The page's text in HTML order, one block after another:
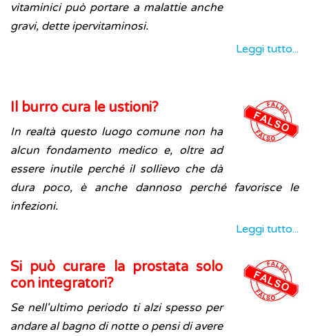
vitaminici può portare a malattie anche
gravi, dette ipervitaminosi.
Leggi tutto...
Il burro cura le ustioni?
In realtà questo luogo comune non ha
alcun fondamento medico e, oltre ad
essere inutile perché il sollievo che dà
dura poco, è anche dannoso perché favorisce le
infezioni.
Leggi tutto...
Si può curare la prostata solo
con integratori?
Se nell'ultimo periodo ti alzi spesso per
andare al bagno di notte o pensi di avere